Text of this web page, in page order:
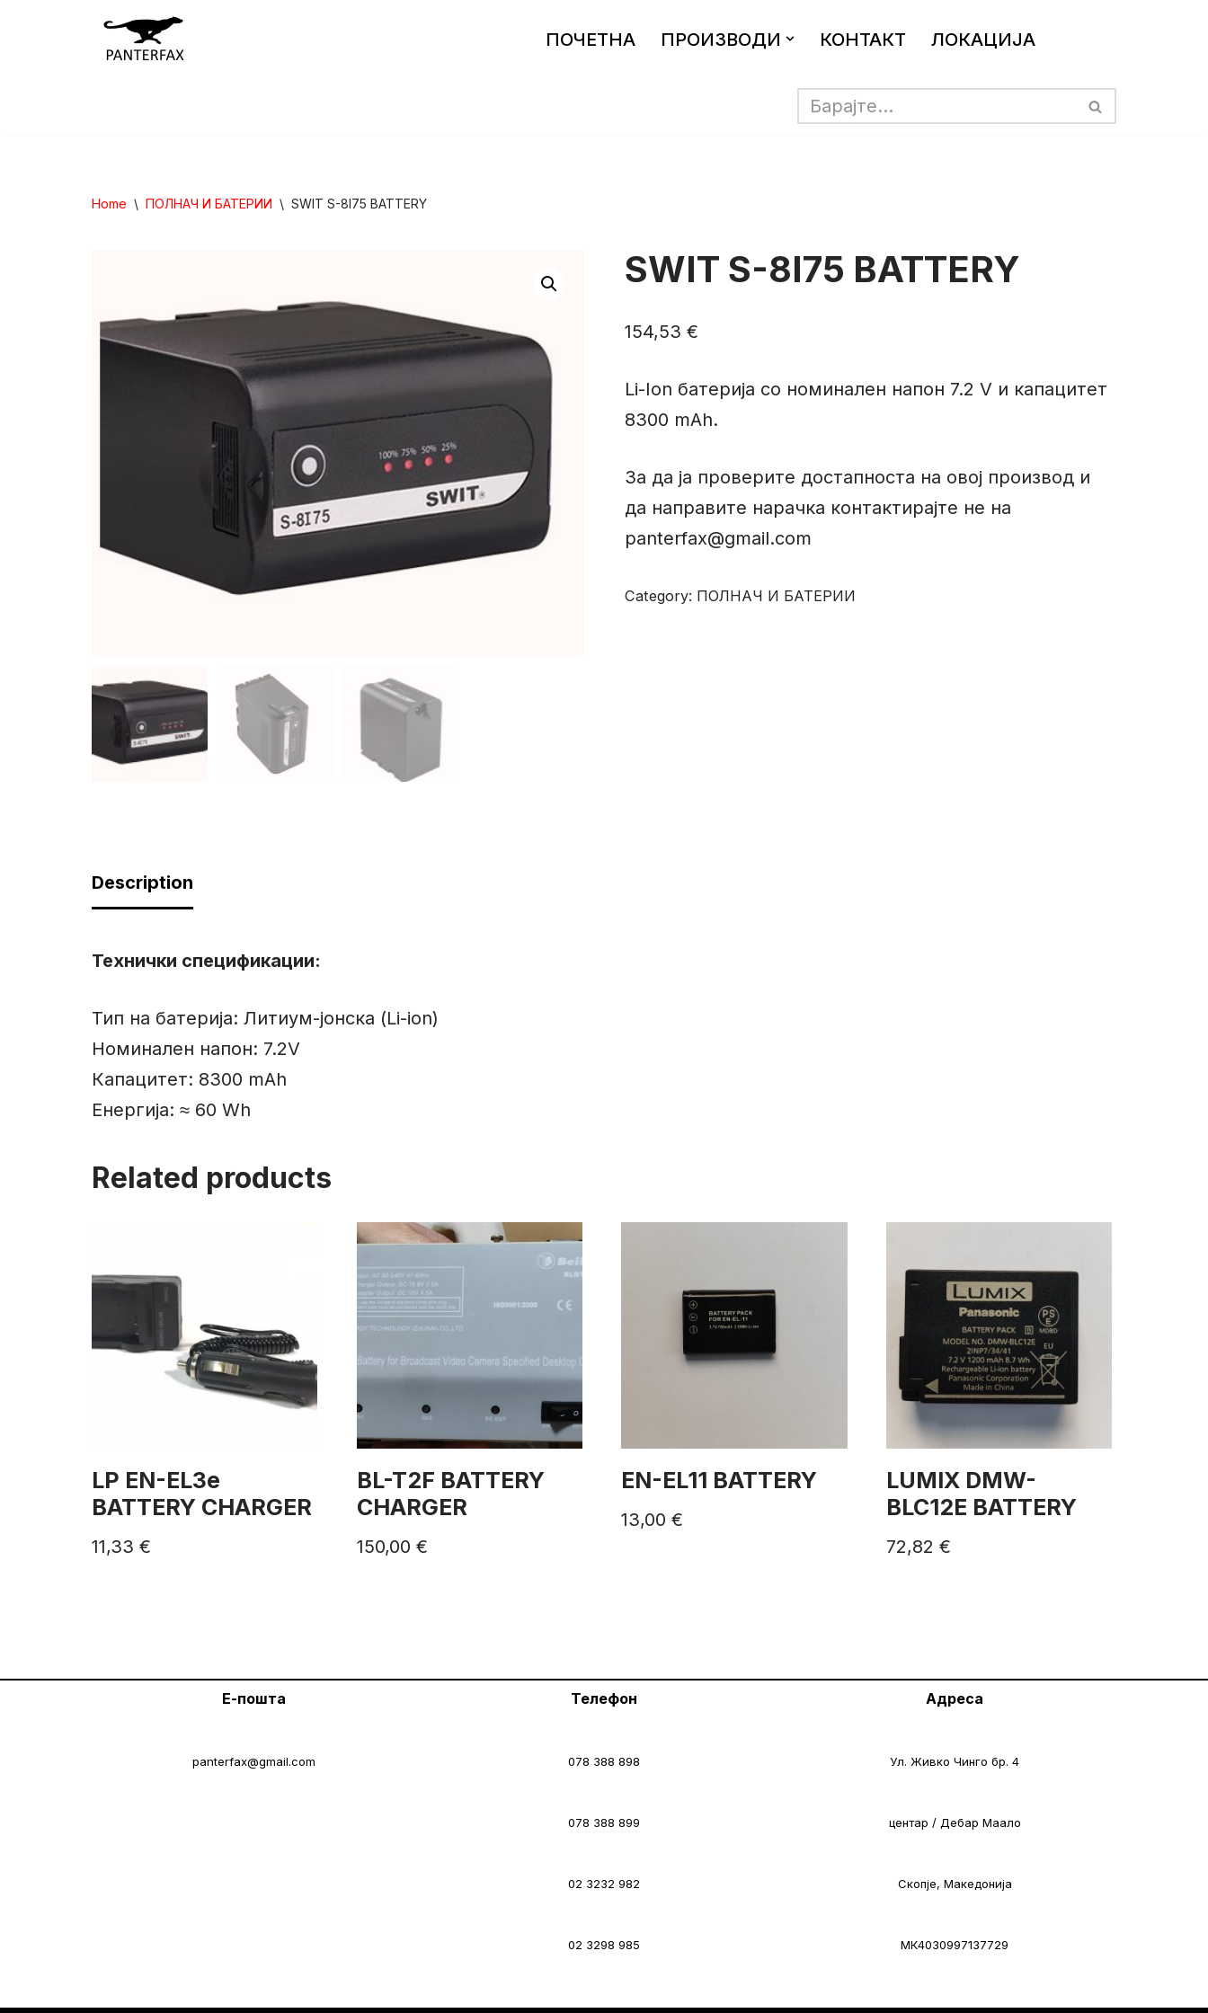
ПОЧЕТНА ПРОИЗВОДИ КОНТАКТ ЛОКАЦИЈА
Home \ ПОЛНАЧ И БАТЕРИИ \ SWIT S-8I75 BATTERY
SWIT S-8I75 BATTERY
154,53 €
Li-Ion батериja со номинален напон 7.2 V и капацитет
8300 mAh.
За да ја проверите достапноста на овој производ и
да направите нарачка контактирајте не на
panterfax@gmail.com
Category: ПОЛНАЧ И БАТЕРИИ
Description
Технички спецификации:
Тип на батерија: Литиум-јонска (Li-ion)
Номинален напон: 7.2V
Капацитет: 8300 mAh
Енергија: ≈ 60 Wh
Related products
LP EN-EL3e
BATTERY CHARGER
11,33 €
BL-T2F BATTERY
CHARGER
150,00 €
EN-EL11 BATTERY
13,00€
LUMIX DMW-
BLC12E BATTERY
72,82€
Е-пошта
panterfax@gmail.com
Телефон
078 388 898
078 388 899
02 3232 982
02 3298 985
Адреса
Ул. Живко Чинго бр. 4
центар / Дебар Маало
Скопје, Македонија
МК4030997137729